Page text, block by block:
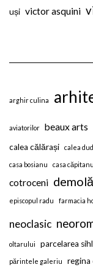
uși victor asquini
arghir culina
aviatorilor beaux arts
calea călărași calea
casa bosianu casa
cotroceni
episcopul radu farmacia
neoclasic
oltarului parcelarea
părintele galeriu regina